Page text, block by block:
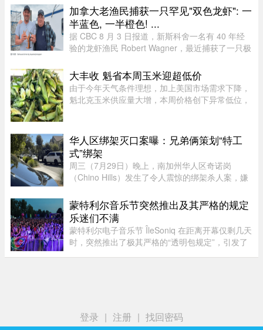
量培养技工；一边是大厂白领接连发起抗议，担忧
AI迭代吞噬自身岗位。曾经站 ...
加拿大老渔民捕获一只罕见"双色龙虾": 一
半蓝色, 一半橙色! ...
据 CBC 8 月 3 日报道，新斯科舍一名有 40 年经
验的龙虾渔民 Robert Wagner，最近捕获了一只极
边是橙色，颜色分界极为分明。Wagner 表示：“我
当时只说了句‘哇！我这 ...
大丰收 魁省本周玉米迎超低价
由于今年天气条件理想，加上美国市场需求下降，
魁北克玉米供应量大增，本周价格创下异常低位，
人David Côté表示， ...
华人区绑架灭口案曝：兄弟俩策划“特工
式”绑架
周三（7月29日）晚上，南加州华人区奇诺岗
（Chino Hills）发生了令人震惊的绑架杀人案，嫌
者，此种暴行震惊了全美。周五（7月31日），圣
贝纳迪诺县（San Bernardino Coun ...
蒙特利尔音乐节突然推出及其严格的规定
乐迷们不满
蒙特利尔电子音乐节 ÎleSoniq 在距离开幕仅剩几天
时，突然推出了极其严格的“透明包规定”，引发了
登录 | 注册 | 找回密码